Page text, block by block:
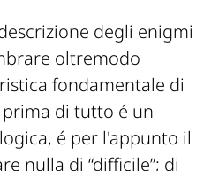
degli enigmi
oltremodo
fondamentale di
di tutto é un
é per l'appunto il
nulla di “difficile”; di